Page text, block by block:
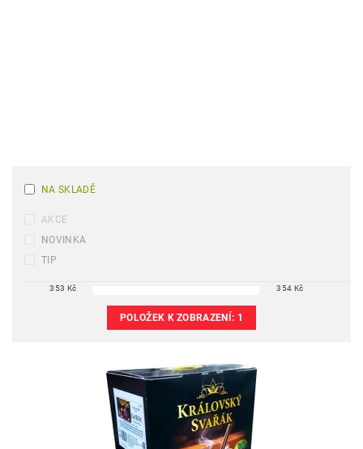
NA SKLADĚ
AKCE
NOVINKA
TIP
353 Kč 354 Kč
POLOŽEK K ZOBRAZENÍ: 1